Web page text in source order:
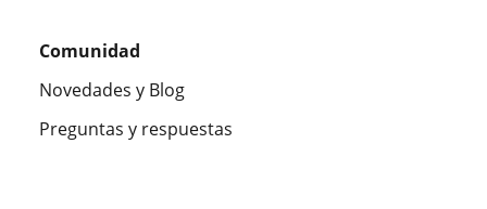
Comunidad
Novedades y Blog
Preguntas y respuestas